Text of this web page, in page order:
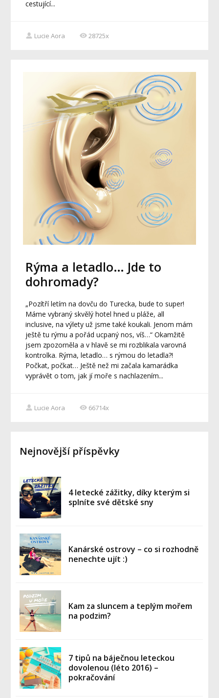
cestující...
Lucie Aora 28725x
Rýma a letadlo… Jde to
dohromady?
„Pozítří letím na dovču do Turecka, bude to super!
Máme vybraný skvělý hotel hned u pláže, all
inclusive, na výlety už jsme také koukali. Jenom mám
ještě tu rýmu a pořád ucpaný nos, víš…“ Okamžitě
jsem zpozorněla a v hlavě se mi rozblikala varovná
kontrolka. Rýma, letadlo… s rýmou do letadla?!
Počkat, počkat… Ještě než mi začala kamarádka
vyprávět o tom, jak jí moře s nachlazením...
Lucie Aora 66714x
Nejnovější příspěvky
4 letecké zážitky, díky kterým si
splníte své dětské sny
Kanárské ostrovy – co si rozhodně
nenechte ujít :)
Kam za sluncem a teplým mořem
na podzim?
7 tipů na báječnou leteckou
dovolenou (léto 2016) –
pokračování